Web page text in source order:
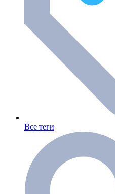
Все теги